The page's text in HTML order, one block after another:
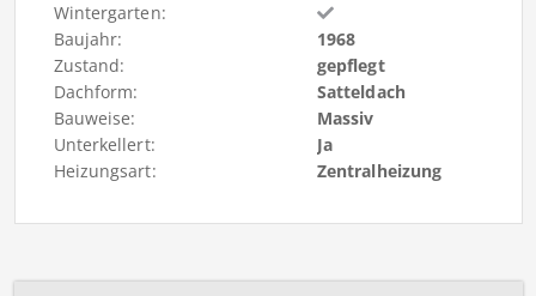
Wintergarten:
Baujahr:
1968
Zustand:
gepflegt
Dachform:
Satteldach
Bauweise:
Massiv
Unterkellert:
Ja
Heizungsart:
Zentralheizung